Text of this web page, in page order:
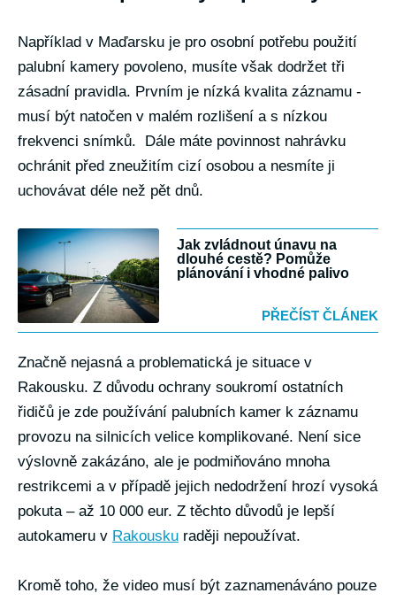
Například v Maďarsku je pro osobní potřebu použití
palubní kamery povoleno, musíte však dodržet tři
zásadní pravidla. Prvním je nízká kvalita záznamu -
musí být natočen v malém rozlišení a s nízkou
frekvenci snímků. Dále máte povinnost nahrávku
ochránit před zneužitím cizí osobou a nesmíte ji
uchovávat déle než pět dnů.
Jak zvládnout únavu na
dlouhé cestě? Pomůže
plánování i vhodné palivo
PŘEČÍST ČLÁNEK
Značně nejasná a problematická je situace v
Rakousku. Z důvodu ochrany soukromí ostatních
řidičů je zde používání palubních kamer k záznamu
provozu na silnicích velice komplikované. Není sice
výslovně zakázáno, ale je podmiňováno mnoha
restrikcemi a v případě jejich nedodržení hrozí vysoká
pokuta – až 10 000 eur. Z těchto důvodů je lepší
autokameru v Rakousku raději nepoužívat.
Kromě toho, že video musí být zaznamenáváno pouze